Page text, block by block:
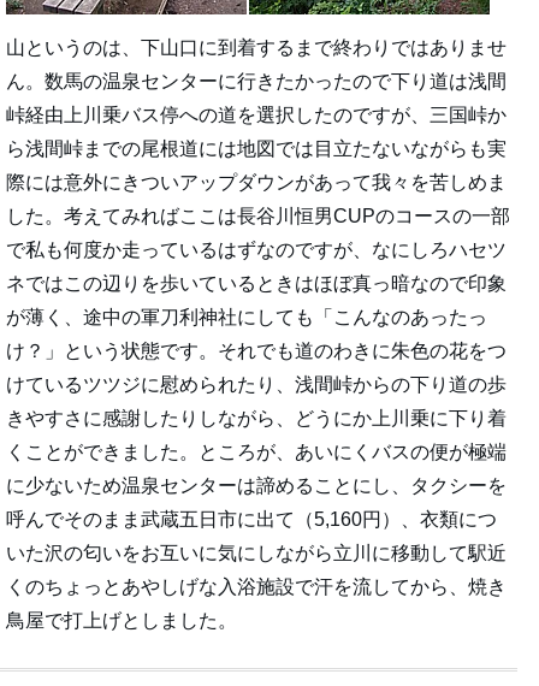
山というのは、下山口に到着するまで終わりではありませ
ん。数馬の温泉センターに行きたかったので下り道は浅間
峠経由上川乗バス停への道を選択したのですが、三国峠か
ら浅間峠までの尾根道には地図では目立たないながらも実
際には意外にきついアップダウンがあって我々を苦しめま
した。考えてみればここは長谷川恒男CUPのコースの一部
で私も何度か走っているはずなのですが、なにしろハセツ
ネではこの辺りを歩いているときはほぼ真っ暗なので印象
が薄く、途中の軍刀利神社にしても「こんなのあったっ
け？」という状態です。それでも道のわきに朱色の花をつ
けているツツジに慰められたり、浅間峠からの下り道の歩
きやすさに感謝したりしながら、どうにか上川乗に下り着
くことができました。ところが、あいにくバスの便が極端
に少ないため温泉センターは諦めることにし、タクシーを
呼んでそのまま武蔵五日市に出て（5,160円）、衣類につ
いた沢の匂いをお互いに気にしながら立川に移動して駅近
くのちょっとあやしげな入浴施設で汗を流してから、焼き
鳥屋で打上げとしました。